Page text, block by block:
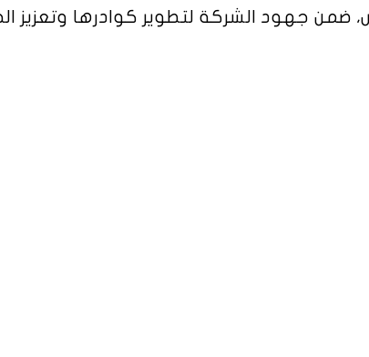
ضمن جهود الشركة لتطوير كوادرها وتعزيز